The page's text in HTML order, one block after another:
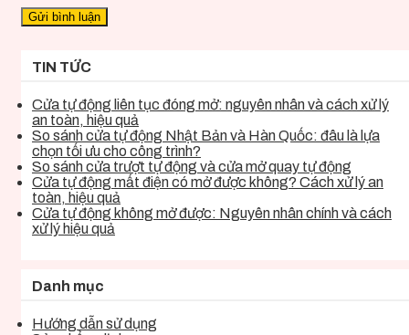
TIN TỨC
Cửa tự động liên tục đóng mở: nguyên nhân và cách xử lý
an toàn, hiệu quả
So sánh cửa tự động Nhật Bản và Hàn Quốc: đâu là lựa
chọn tối ưu cho công trình?
So sánh cửa trượt tự động và cửa mở quay tự động
Cửa tự động mất điện có mở được không? Cách xử lý an
toàn, hiệu quả
Cửa tự động không mở được: Nguyên nhân chính và cách
xử lý hiệu quả
Danh mục
Hướng dẫn sử dụng